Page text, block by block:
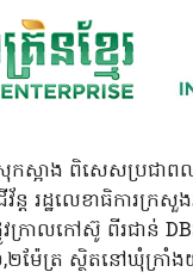
កស្អាង ពិសេសប្រជា
រដ្ឋលេខាធិការក្រសួង
ាលកៅស៊ូ ពីរជាន់
ម៉ែត្រ ស្ថិតនៅឃុំក្រាំង